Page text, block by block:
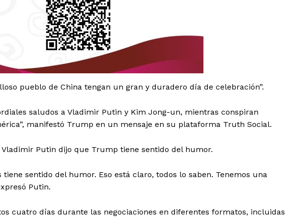
Luces
Del Siglo
Empresa
Contacto
Política de privacidad
Políticas del Sitio
Mi cuenta
pueblo de China tengan un gran y duradero día de celebración”.
saludos a Vladimir Putin y Kim Jong-un, mientras conspiran
manifestó Trump en un mensaje en su plataforma Truth Social.
Putin dijo que Trump tiene sentido del humor.
tiene sentido del humor. Eso está claro, todos lo saben. Tenemos una
Putin.
cuatro días durante las negociaciones en diferentes formatos, incluidas